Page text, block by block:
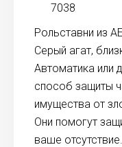
7038
Рольставни из
Серый агат,
Автоматика или
способ защиты
имущества от
Они помогут
ваше отсутствие.